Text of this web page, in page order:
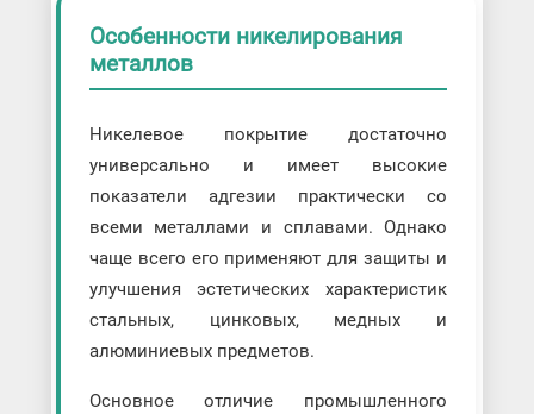
Особенности никелирования
металлов
Никелевое покрытие достаточно
универсально и имеет высокие
показатели адгезии практически со
всеми металлами и сплавами. Однако
чаще всего его применяют для защиты и
улучшения эстетических характеристик
стальных, цинковых, медных и
алюминиевых предметов.
Основное отличие промышленного